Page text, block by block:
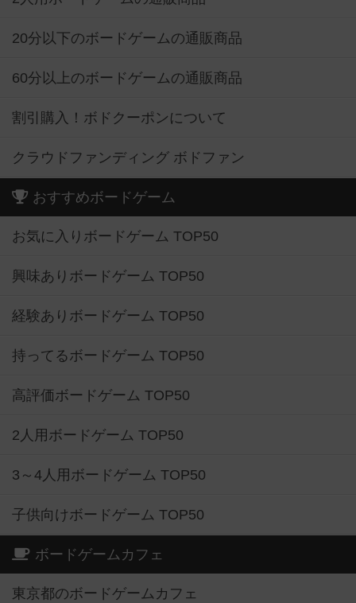
20分以下のボードゲームの通販商品
60分以上のボードゲームの通販商品
割引購入！ボドクーポンについて
クラウドファンディング ボドファン
おすすめボードゲーム
お気に入りボードゲーム TOP50
興味ありボードゲーム TOP50
経験ありボードゲーム TOP50
持ってるボードゲーム TOP50
高評価ボードゲーム TOP50
2人用ボードゲーム TOP50
3～4人用ボードゲーム TOP50
子供向けボードゲーム TOP50
ボードゲームカフェ
東京都のボードゲームカフェ